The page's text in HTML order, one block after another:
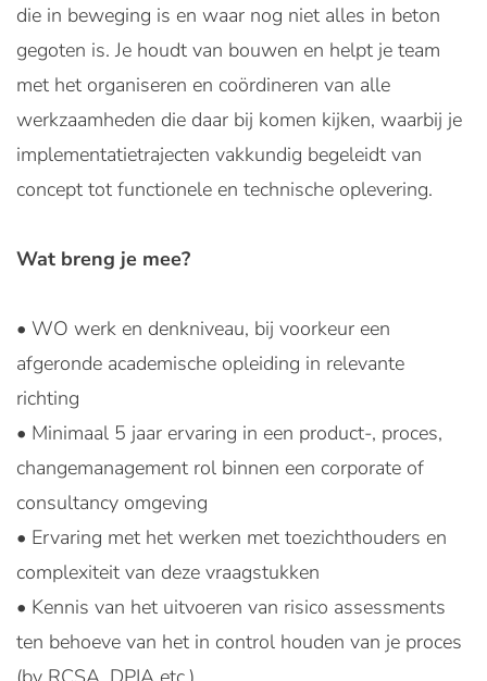
die in beweging is en waar nog niet alles in beton
gegoten is. Je houdt van bouwen en helpt je team
met het organiseren en coördineren van alle
werkzaamheden die daar bij komen kijken, waarbij je
implementatietrajecten vakkundig begeleidt van
concept tot functionele en technische oplevering.
Wat breng je mee?
• WO werk en denkniveau, bij voorkeur een
afgeronde academische opleiding in relevante
richting
• Minimaal 5 jaar ervaring in een product-, proces,
changemanagement rol binnen een corporate of
consultancy omgeving
• Ervaring met het werken met toezichthouders en
complexiteit van deze vraagstukken
• Kennis van het uitvoeren van risico assessments
ten behoeve van het in control houden van je proces